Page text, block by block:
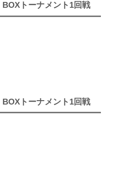
トーナメント1回戦
トーナメント1回戦